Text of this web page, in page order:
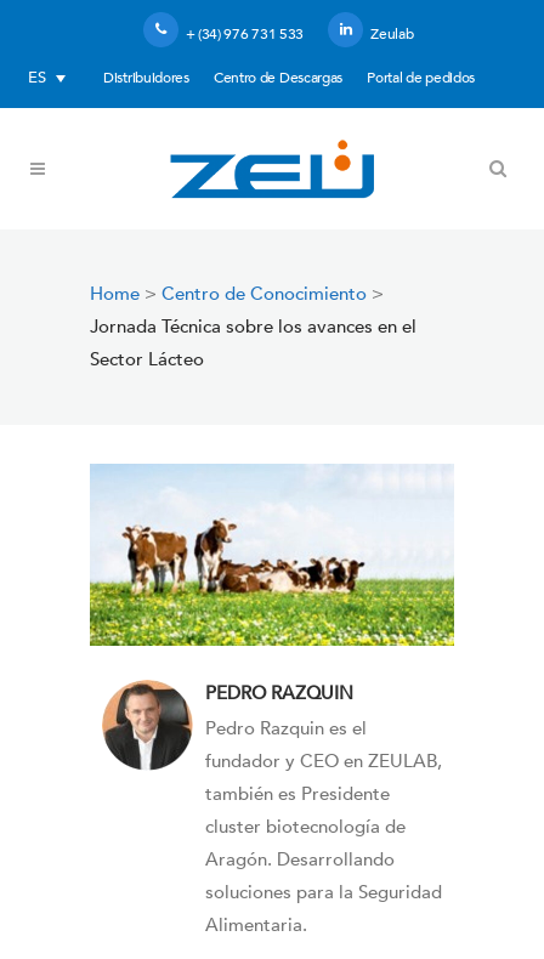
+ (34) 976 731 533 Zeulab
ES Distribuidores Centro de Descargas Portal de pedidos
Home > Centro de Conocimiento >
Jornada Técnica sobre los avances en el
Sector Lácteo
PEDRO RAZQUIN
Pedro Razquin es el
fundador y CEO en ZEULAB,
también es Presidente
cluster biotecnología de
Aragón. Desarrollando
soluciones para la Seguridad
Alimentaria.